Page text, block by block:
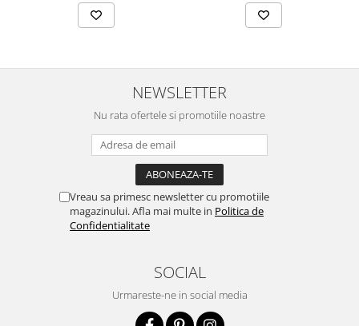
NEWSLETTER
Nu rata ofertele si promotiile noastre
Vreau sa primesc newsletter cu promotiile
magazinului. Afla mai multe in Politica de
Confidentialitate
SOCIAL
Urmareste-ne in social media